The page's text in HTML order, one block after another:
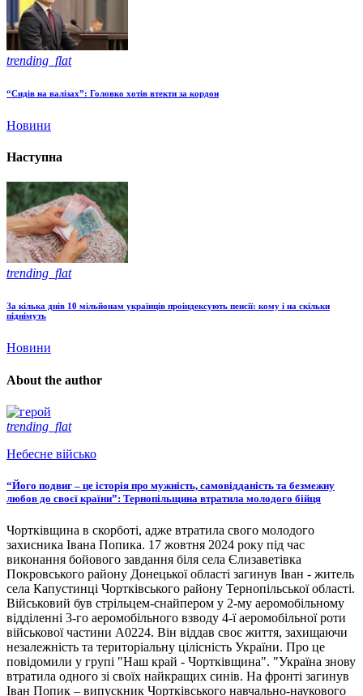
trending_flat
“Сидів на валізах”: Головко хотів втекти за кордон
Новини
Наступна
trending_flat
За кілька днів 10 мільйонам українців проіндексують пенсії: кому і на скільки
піднімуть
Новини
About the author
trending_flat
Небесне військо
“Його подвиг – це історія про мужність, самовідданість та безмежну
любов до своєї країни”: Тернопільщина втратила молодого бійця
Чортківщина в скорботі, адже втратила свого молодого
захисника Івана Попика. 17 жовтня 2024 року під час
виконання бойового завдання біля села Єлизаветівка
Покровського району Донецької області загинув Іван - житель
села Капустинці Чортківського району Тернопільської області.
Військовий був стрільцем-снайпером у 2-му аеромобільному
відділенні 3-го аеромобільного взводу 4-ї аеромобільної роти
військової частини А0224. Він віддав своє життя, захищаючи
незалежність та територіальну цілісність України. Про це
повідомили у групі "Наш край - Чортківщина". "Україна знову
втратила одного зі своїх найкращих синів. На фронті загинув
Іван Попик – випускник Чортківського навчально-наукового